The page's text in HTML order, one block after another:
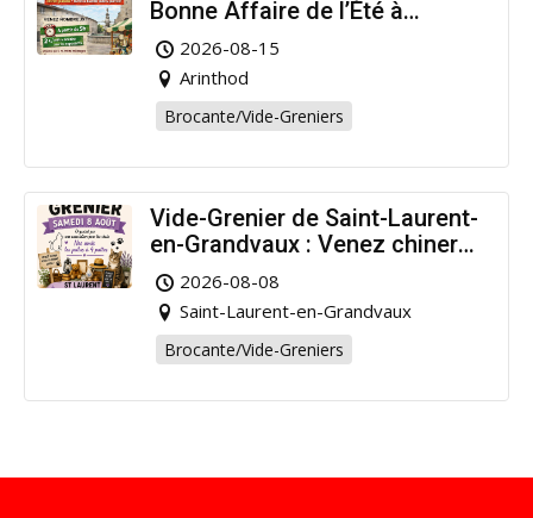
Bonne Affaire de l’Été à
Arinthod !
2026-08-15
Arinthod
Brocante/Vide-Greniers
Vide-Grenier de Saint-Laurent-
en-Grandvaux : Venez chiner
pour la bonne cause !
2026-08-08
Saint-Laurent-en-Grandvaux
Brocante/Vide-Greniers